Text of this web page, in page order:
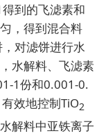
到的飞滤素和
，得到混合料
对滤饼进行水
水解料、飞滤素
1份和0.001-0.
效地控制TiO2
解料中亚铁离子